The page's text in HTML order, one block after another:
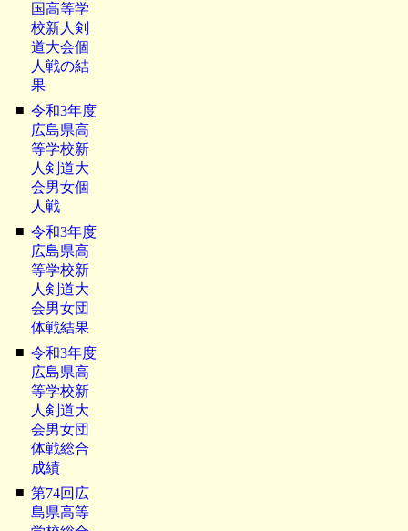
国高等学
校新人剣
道大会個
人戦の結
果
■ 令和3年度
広島県高
等学校新
人剣道大
会男女個
人戦
■ 令和3年度
広島県高
等学校新
人剣道大
会男女団
体戦結果
■ 令和3年度
広島県高
等学校新
人剣道大
会男女団
体戦総合
成績
■ 第74回広
島県高等